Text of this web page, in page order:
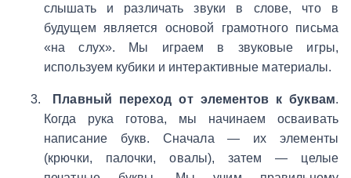
слышать и различать звуки в слове, что в
будущем является основой грамотного письма
«на слух». Мы играем в звуковые игры,
используем кубики и интерактивные материалы.
Плавный переход от элементов к буквам.
Когда рука готова, мы начинаем осваивать
написание букв. Сначала — их элементы
(крючки, палочки, овалы), затем — целые